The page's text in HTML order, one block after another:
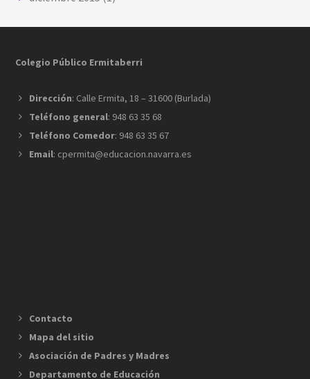
Footer
Colegio Público Ermitaberri
Dirección: Calle Ermita, 18 – 31600 (Burlada)
Teléfono general: 948 63 35 68
Teléfono Comedor: 948 63 35 67
Email: cpermita@educacion.navarra.es
Contacto
Mapa del sitio
Asociación de Padres y Madres
Departamento de Educación